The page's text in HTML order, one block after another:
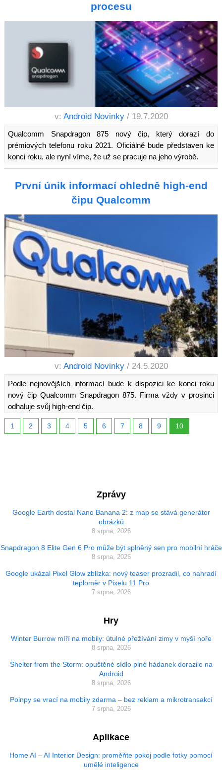
procesu
v: Android Novinky / 19.7.2020
Qualcomm Snapdragon 875 nový čip, který dorazí do
prémiových telefonu roku 2021. Oficiálně bude představen ke
konci roku, ale nyní víme, že už se pracuje na jeho výrobě.
První únik informací ohledně high-end
čipu Qualcomm
v: Android Novinky / 24.5.2020
Podle nejnovějších informací bude k dispozici ke konci roku
nový čip Qualcomm Snapdragon 875. Firma vždy v prosinci
odhaluje svůj high-end čip.
1 2 3 4 5 6 7 8 9 10
Zprávy
Google Earth dostal Nano Banana 2: z map se stává generátor
obrázků
8 srpna, 2026
Snapdragon 8 Elite Gen 6 Pro může být splněný sen pro mobilní hráče
8 srpna, 2026
Google ukázal Pixel Glow zblízka: nový teaser prozradil, co nahradí
teploměr v Pixelu 11 Pro
7 srpna, 2026
Hry
Winter Burrow míří na mobily: útulné přežívání zimy v myší noře
8 srpna, 2026
Shelter from the Storm: opuštěné sídlo plné hádanek dorazilo na
Android
8 srpna, 2026
Poinpy se vrací na mobily zdarma – bez reklam a mikrotransakcí
7 srpna, 2026
Aplikace
Home AI – AI Interior Design: proměňte pokoj podle fotky pomocí
umělé inteligence